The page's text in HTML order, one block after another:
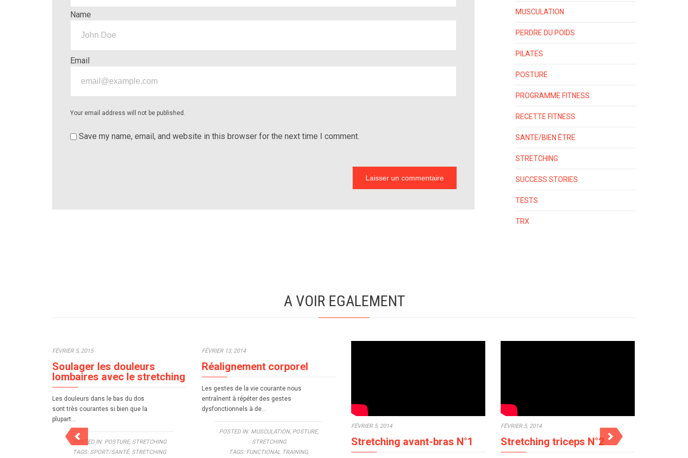
Name
Email
Your email address will not be published.
Save my name, email, and website in this browser for the next time I comment.
MUSCULATION
PERDRE DU POIDS
PILATES
POSTURE
PROGRAMME FITNESS
RECETTE FITNESS
SANTE/BIEN ÊTRE
STRETCHING
SUCCESS STORIES
TESTS
TRX
A VOIR EGALEMENT
FÉVRIER 5, 2015
Soulager les douleurs
lombaires avec le stretching
Les douleurs dans le bas du dos
sont très courantes si bien que la
plupart…
POSTED IN: POSTURE, STRETCHING
TAGS: SPORT/SANTÉ, STRETCHING
FÉVRIER 13, 2014
Réalignement corporel
Les gestes de la vie courante nous
entraînent à répéter des gestes
dysfonctionnels à de…
POSTED IN: MUSCULATION, POSTURE,
STRETCHING
TAGS: FUNCTIONAL TRAINING,
FÉVRIER 5, 2014
Stretching avant-bras N°1
FÉVRIER 5, 2014
Stretching triceps N°2